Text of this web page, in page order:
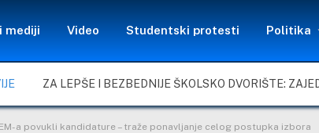
mediji Video Studentski protesti Politika
a povukli kandidature – traže ponavljanje celog postupka izbora